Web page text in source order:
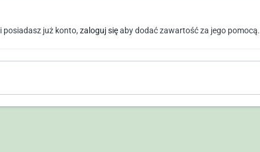
posiadasz już konto, zaloguj sięaby dodać zawartość za jego pomocą.